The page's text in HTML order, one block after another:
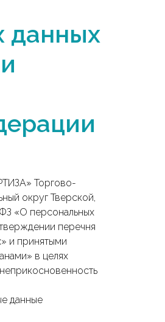
данных
Торгово-
округ Тверской,
ФЗ «О персональных
перечня
и принятыми
в целях
данные